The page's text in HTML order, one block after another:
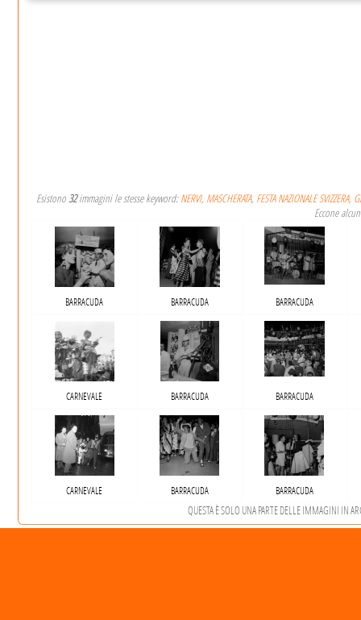
Esistono32immagini le stesse keyword:NERVI, MASCHERATA, FESTA NAZIONALE SVIZZERA,
Eccone
BARRACUDA BARRACUDA BARRACUDA
CARNEVALE BARRACUDA BARRACUDA
CARNEVALE BARRACUDA BARRACUDA
QUESTA È SOLO UNA PARTE DELLE IMMAGINI IN